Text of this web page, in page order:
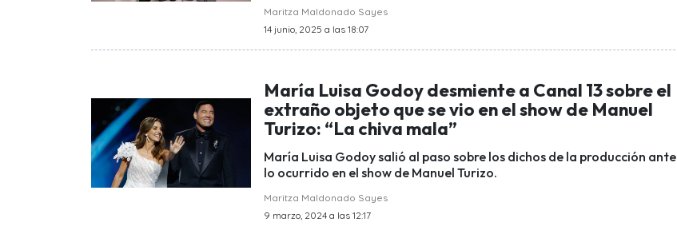
Maritza Maldonado Sayes
14 junio, 2025 a las 18:07
María Luisa Godoy desmiente a Canal 13 sobre el
extraño objeto que se vio en el show de Manuel
Turizo: “La chiva mala”
María Luisa Godoy salió al paso sobre los dichos de la producción ante
lo ocurrido en el show de Manuel Turizo.
Maritza Maldonado Sayes
9 marzo, 2024 a las 12:17